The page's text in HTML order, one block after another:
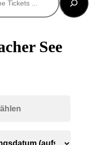
See